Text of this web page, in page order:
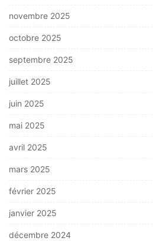
novembre 2025
octobre 2025
septembre 2025
juillet 2025
juin 2025
mai 2025
avril 2025
mars 2025
février 2025
janvier 2025
décembre 2024